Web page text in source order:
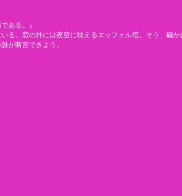
ある。』
る。窓の外には夜空に映えるエッフェル塔。そう、確か
が断言できよう。